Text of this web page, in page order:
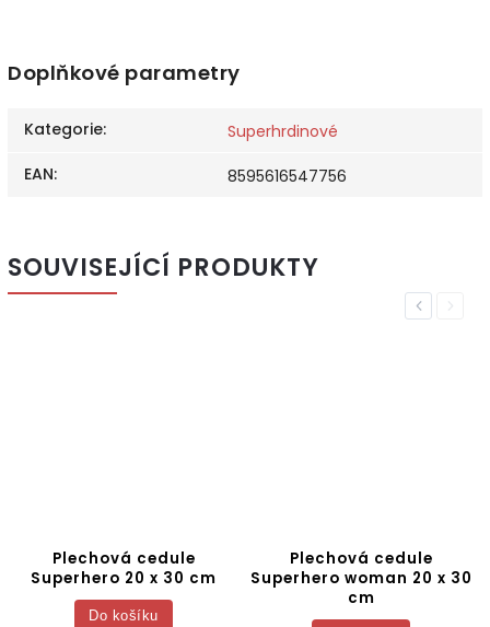
Doplňkové parametry
Kategorie:
Superhrdinové
EAN: 8595616547756
SOUVISEJÍCÍ PRODUKTY
Previous
Plechová cedule
Superhero 20 x 30 cm
Do košíku
Plechová cedule
Superhero woman 20 x 30
cm
Next